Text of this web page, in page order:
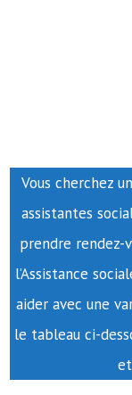
Vous cherchez
assistantes
prendre rendez-
l’Assistance
aider avec une
le tableau ci-